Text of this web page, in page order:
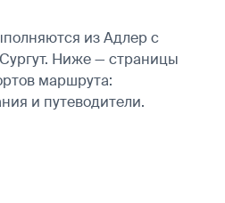
из Адлер с
Ниже — страницы
маршрута:
и путеводители.